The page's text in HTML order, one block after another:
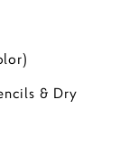
& Dry